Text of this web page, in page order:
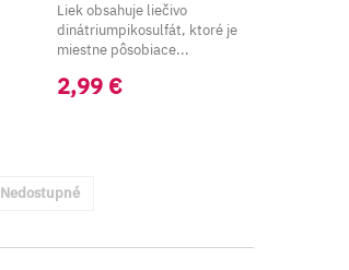
Liek obsahuje liečivo
dinátriumpikosulfát, ktoré je
miestne pôsobiace...
2,99 €
Nedostupné